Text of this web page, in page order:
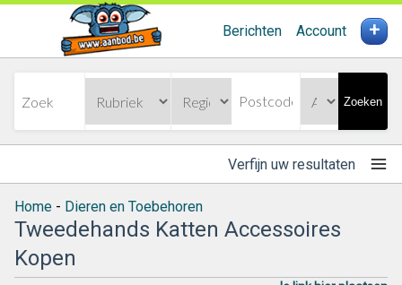
Berichten Account +
Zoeken
Verfijn uw resultaten
Home - Dieren en Toebehoren
Tweedehands Katten Accessoires
Kopen